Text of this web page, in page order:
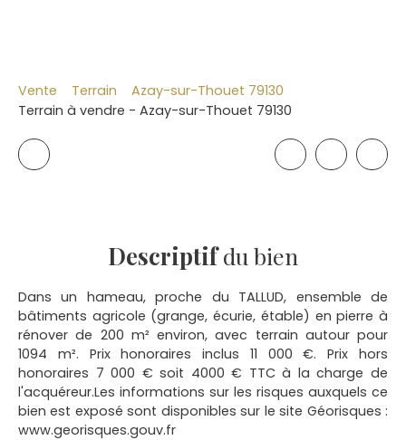
Vente Terrain
Azay-sur-Thouet 79130
Terrain à vendre - Azay-sur-Thouet 79130
Descriptifdu bien
Dans un hameau, proche du TALLUD, ensemble de
bâtiments agricole (grange, écurie, étable) en pierre à
rénover de 200 m² environ, avec terrain autour pour
1094 m². Prix honoraires inclus 11 000 €. Prix hors
honoraires 7 000 € soit 4000 € TTC à la charge de
l'acquéreur.Les informations sur les risques auxquels ce
bien est exposé sont disponibles sur le site Géorisques :
www.georisques.gouv.fr